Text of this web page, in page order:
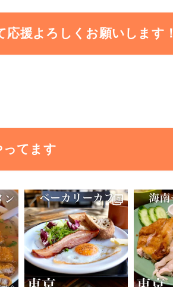
応援よろしくお願いします！
てます